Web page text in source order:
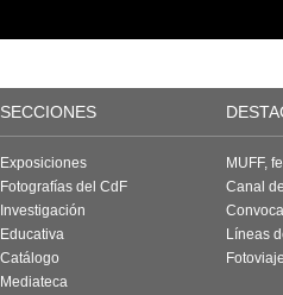
SECCIONES
Exposiciones
Fotografías del CdF
Investigación
Educativa
Catálogo
Mediateca
MUFF,
Canal
Líneas